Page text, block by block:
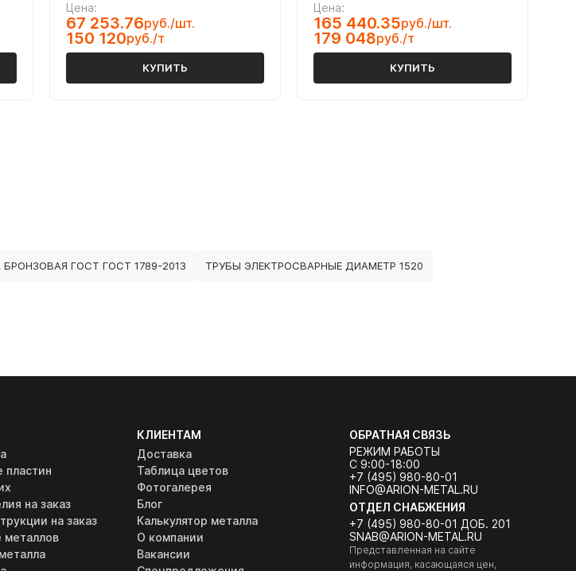
Цена:
67 253.76руб./шт.
150 120руб./т
КУПИТЬ
Цена:
165 440.35руб./шт.
179 048руб./т
КУПИТЬ
БРОНЗОВАЯ ГОСТ ГОСТ 1789-2013 ТРУБЫ ЭЛЕКТРОСВАРНЫЕ ДИАМЕТР 1520
пластин
на заказ
на заказ
металлов
КЛИЕНТАМ
Доставка
Таблица цветов
Фотогалерея
Блог
Калькулятор металла
О компании
Вакансии
ОБРАТНАЯ СВЯЗЬ
РЕЖИМ РАБОТЫ
С 9:00-18:00
+7 (495) 980-80-01
INFO@ARION-METAL.RU
ОТДЕЛ СНАБЖЕНИЯ
+7 (495) 980-80-01 ДОБ. 201
SNAB@ARION-METAL.RU
Представленная на сайте
информация, касающаяся цен,